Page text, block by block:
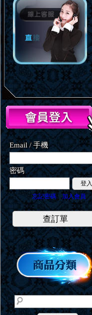
Email / 手機
密碼
登入
忘記密碼
加入會員
查訂單